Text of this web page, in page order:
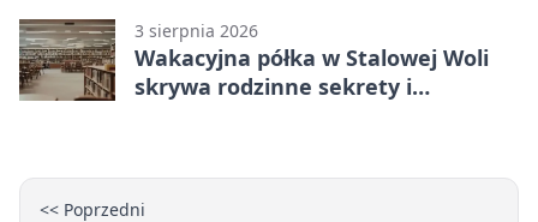
3 sierpnia 2026
Wakacyjna półka w Stalowej Woli
skrywa rodzinne sekrety i
<< Poprzedni